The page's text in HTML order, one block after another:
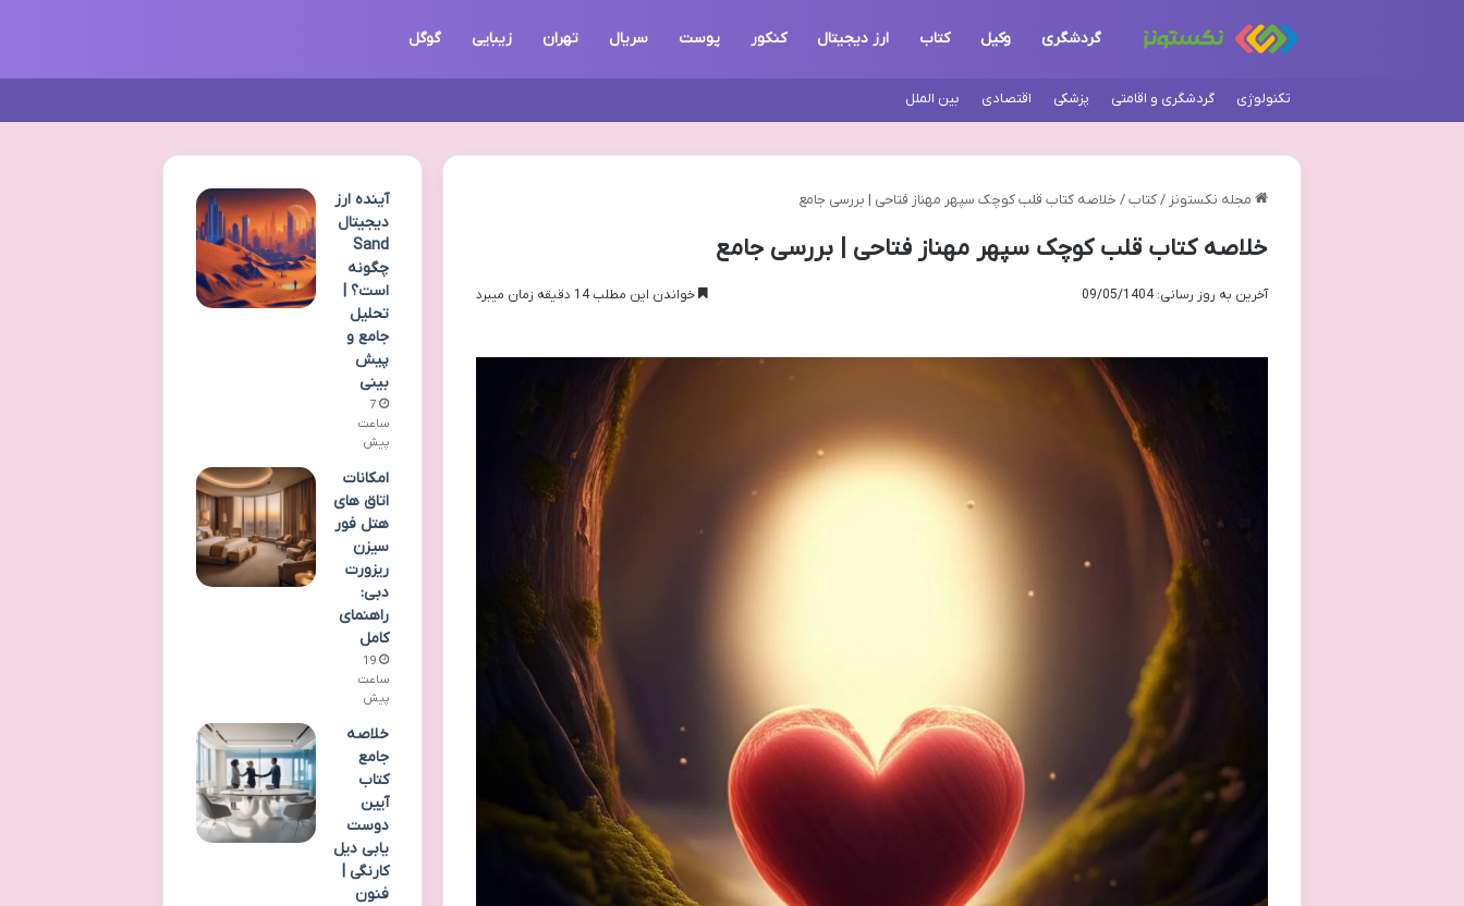
گردشگری وکیل کتاب ارز دیجیتال کنکور پوست سریال تهران زیبایی گوگل
تکنولوژی گردشگری و اقامتی پزشکی اقتصادی بین الملل
مجله نکستونز / کتاب / خلاصه کتاب قلب کوچک سپهر مهناز فتاحی | بررسی جامع
خلاصه کتاب قلب کوچک سپهر مهناز فتاحی | بررسی جامع
آخرین به روز رسانی: 09/05/1404 خواندن این مطلب 14 دقیقه زمان میبرد
آینده ارز
دیجیتال
Sand
چگونه
است؟ |
تحلیل
جامع و
پیش
بینی
7
ساعت
پیش
امکانات
اتاق های
هتل فور
سیزن
ریزورت
دبی:
راهنمای
کامل
19
ساعت
پیش
خلاصه
جامع
کتاب
آیین
دوست
یابی دیل
کارنگی |
فنون